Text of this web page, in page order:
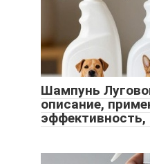
Шампунь
описание,